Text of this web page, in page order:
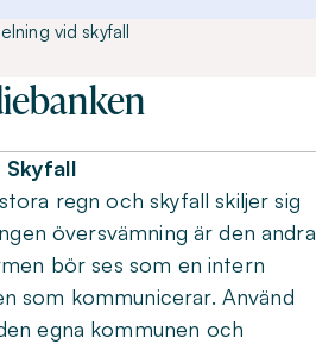
vid skyfall
Skyfall
regn och skyfall skiljer sig
översvämning är den andra
bör ses som en intern
som kommunicerar. Använd
egna kommunen och